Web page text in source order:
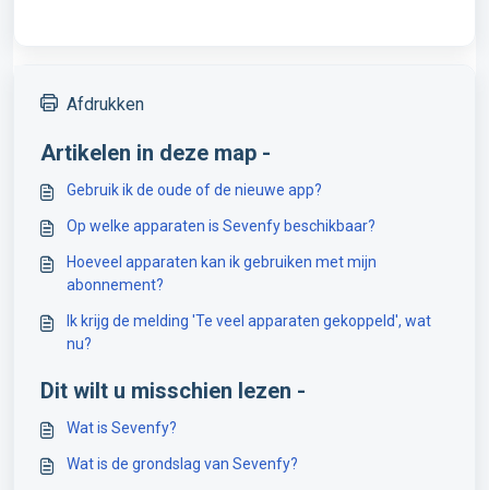
Afdrukken
Artikelen in deze map -
Gebruik ik de oude of de nieuwe app?
Op welke apparaten is Sevenfy beschikbaar?
Hoeveel apparaten kan ik gebruiken met mijn
abonnement?
Ik krijg de melding 'Te veel apparaten gekoppeld', wat
nu?
Dit wilt u misschien lezen -
Wat is Sevenfy?
Wat is de grondslag van Sevenfy?